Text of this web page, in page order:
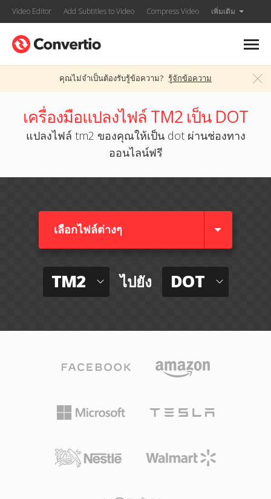
Video Editor Add Subtitles to Video Compress Video เพิ่มเติม
คุณไม่จำเป็นต้องรับรู้ข้อความ? รู้จักข้อความ
เครื่องมือแปลงไฟล์ TM2 เป็น DOT
แปลงไฟล์ tm2 ของคุณให้เป็น dot ผ่านช่องทาง
ออนไลน์ฟรี
เลือกไฟล์ต่างๆ​
TM2 ไปยัง DOT